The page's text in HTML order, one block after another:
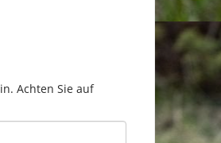
Achten Sie auf